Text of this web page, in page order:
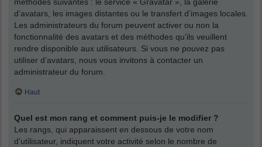
d’avatars, les images distantes ou le transfert d’images locales.
Les administrateurs du forum peuvent activer ou non la
fonctionnalité des avatars et des méthodes qu’ils veuillent
rendre disponible aux utilisateurs. Si vous ne pouvez pas
utiliser d’avatars, nous vous invitons à contacter un
administrateur du forum.
Haut
Quel est mon rang et comment puis-je le modifier ?
Les rangs, qui apparaissent en dessous de votre nom
d’utilisateur, indiquent votre activité selon le nombre de